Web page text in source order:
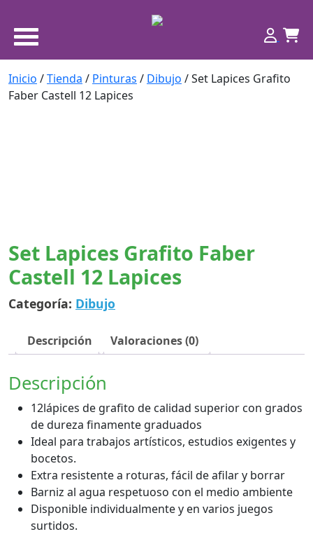
Inicio /Tienda / Pinturas / Dibujo / Set Lapices Grafito
Faber Castell 12 Lapices
Set Lapices Grafito Faber
Castell 12 Lapices
Categoría: Dibujo
Descripción Valoraciones (0)
Descripción
12lápices de grafito de calidad superior con grados
de dureza finamente graduados
Ideal para trabajos artísticos, estudios exigentes y
bocetos.
Extra resistente a roturas, fácil de afilar y borrar
Barniz al agua respetuoso con el medio ambiente
Disponible individualmente y en varios juegos
surtidos.